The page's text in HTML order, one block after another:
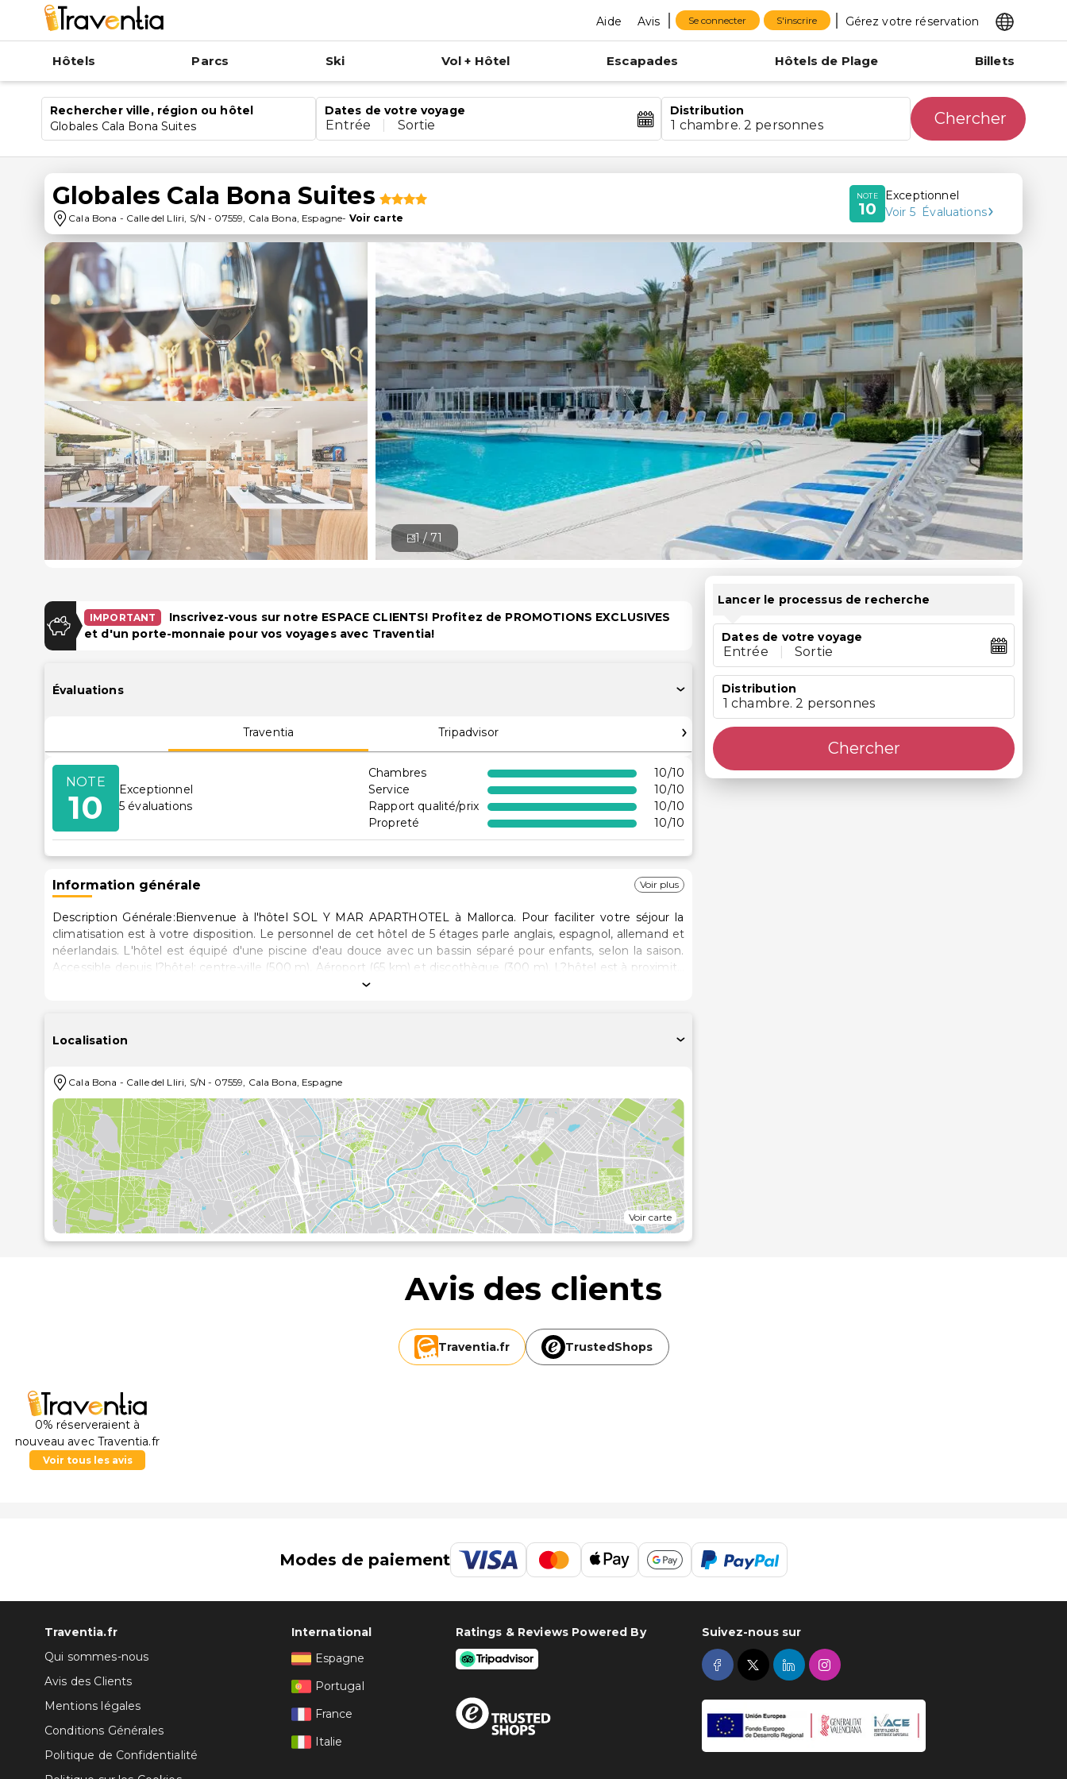
Aide Avis Se connecter S'inscrire Gérez votre réservation
Hôtels Parcs Ski Vol + Hôtel Escapades Hôtels de Plage Billets
Rechercher ville, région ou hôtel
Globales Cala Bona Suites
Dates de votre voyage
Entrée Sortie
Distribution
1 chambre. 2 personnes Chercher
Globales Cala Bona Suites
Cala Bona - Calle del Lliri, S/N - 07559, Cala Bona, Espagne- Voir carte
NOTE
10
Exceptionnel
Voir 5 Évaluations
1 /71
IMPORTANT
Inscrivez-vous sur notre ESPACE CLIENTS! Profitez de PROMOTIONS EXCLUSIVES
et d'un porte-monnaie pour vos voyages avec Traventia!
Évaluations
Traventia Tripadvisor
NOTE
10
Exceptionnel
5 évaluations
Chambres 10/10
Service
10/10
Rapport qualité/prix
10/10
Propreté
10/10
Information générale Voir plus
Description Générale:Bienvenue à l'hôtel SOL Y MAR APARTHOTEL à Mallorca. Pour faciliter votre séjour la
climatisation est à votre disposition. Le personnel de cet hôtel de 5 étages parle anglais, espagnol, allemand et
néerlandais. L'hôtel est équipé d'une piscine d'eau douce avec un bassin séparé pour enfants, selon la saison.
Accessible depuis l?hôtel: centre-ville (500 m), Aéroport (65 km) et discothèque (300 m). L?hôtel est à proximité
des bars et restaurants, d?une station de taxis, des marchés, des arrêts d?autobus et d?un office de tourisme.
incluent Euro/Master Card, American Express et Visa. Des frais supplémentaires peuvent s'appliquer pour
Localisation
Cala Bona - Calle del Lliri, S/N - 07559, Cala Bona, Espagne
Voir carte
Lancer le processus de recherche
Dates de votre voyage
Entrée Sortie
Distribution
1 chambre. 2 personnes
Chercher
Avis des clients
Traventia.fr TrustedShops
0% réserveraient à
nouveau avec Traventia.fr
Voir tous les avis
Modes de paiement
Traventia.fr
Qui sommes-nous
Avis des Clients
Mentions légales
Conditions Générales
Politique de Confidentialité
International
Espagne
Portugal
France
Italie
Ratings & Reviews Powered By Suivez-nous sur